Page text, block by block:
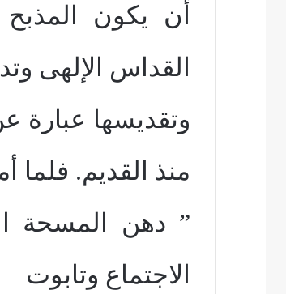
أن يكون
القداس الإلهى
وتقديسها عبارة
منذ القديم. فلما
” دهن المسحة
الاجتماع وتابوت